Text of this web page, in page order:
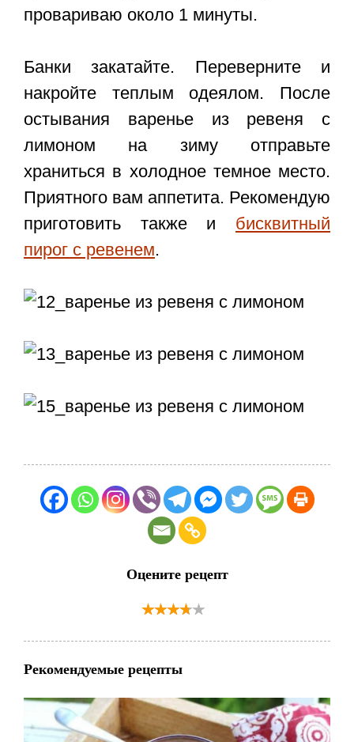
провариваю около 1 минуты.
Банки закатайте. Переверните и
накройте теплым одеялом. После
остывания варенье из ревеня с
лимоном на зиму отправьте
храниться в холодное темное место.
Приятного вам аппетита. Рекомендую
приготовить также и бисквитный
пирог с ревенем.
Оцените рецепт
Рекомендуемые рецепты